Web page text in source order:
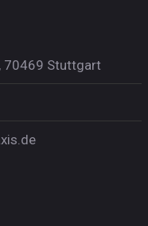
70469 Stuttgart